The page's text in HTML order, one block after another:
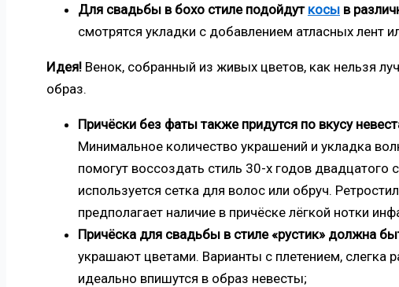
Для свадьбы в бохо стиле подойдут косы в
смотрятся укладки с добавлением атласных лент
Идея! Венок, собранный из живых цветов, как нельзя
образ.
Причёски без фаты также придутся по вкусу
Минимальное количество украшений и укладка
помогут воссоздать стиль 30-х годов двадцатого
используется сетка для волос или обруч.
предполагает наличие в причёске лёгкой нотки
Причёска для свадьбы в стиле «рустик» должна
украшают цветами. Варианты с плетением, слегка
идеально впишутся в образ невесты;